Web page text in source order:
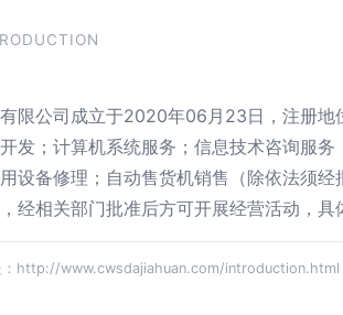
限公司成立于2020年06月23日，注册
发；计算机系统服务；信息技术咨询服
设备修理；自动售货机销售（除依法须
经相关部门批准后方可开展经营活动，具
：http://www.cwsdajiahuan.com/introduction.html